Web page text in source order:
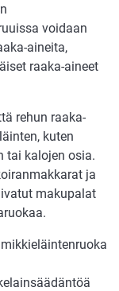
voidaan
aineita,
raaka-aineet
rehun raaka-
kuten
tai kalojen osia.
ja
makupalat